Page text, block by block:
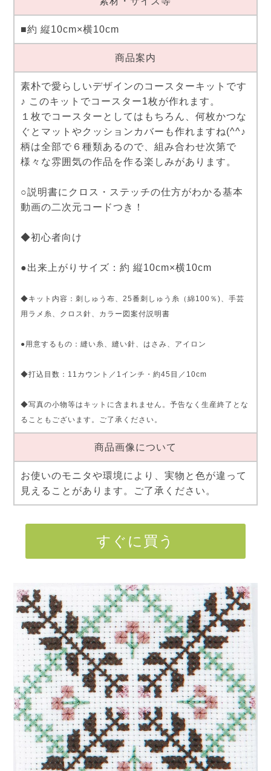
■約 縦10cm×横10cm
商品案内
素朴で愛らしいデザインのコースターキットです
♪ このキットでコースター1枚が作れます。
１枚でコースターとしてはもちろん、何枚かつな
ぐとマットやクッションカバーも作れますね(^^♪
柄は全部で６種類あるので、組み合わせ次第で
様々な雰囲気の作品を作る楽しみがあります。
○説明書にクロス・ステッチの仕方がわかる基本
動画の二次元コードつき！
◆初心者向け
●出来上がりサイズ：約 縦10cm×横10cm
◆キット内容：刺しゅう布、25番刺しゅう糸（綿100％)、手芸
用ラメ糸、クロス針、カラー図案付説明書
●用意するもの：縫い糸、縫い針、はさみ、アイロン
◆打込目数：11カウント／1インチ・約45目／10cm
◆写真の小物等はキットに含まれません。予告なく生産終了とな
ることもございます。ご了承ください。
商品画像について
お使いのモニタや環境により、実物と色が違って
見えることがあります。ご了承ください。
すぐに買う